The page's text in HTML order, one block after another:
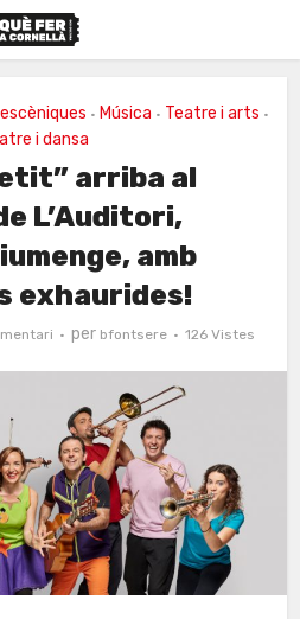
• Música • Teatre i arts •
i dansa
arriba al
L’Auditori,
amb
exhaurides!
per bfontsere 126 Vistes